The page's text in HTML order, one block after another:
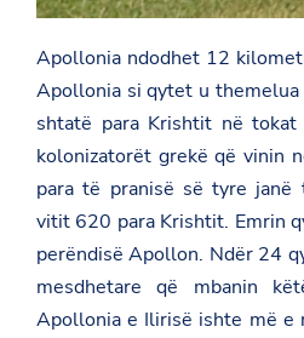
Apollonia ndodhet 12
Apollonia si qytet u
shtatë para Krishtit në
kolonizatorët grekë që vinin
para të pranisë së tyre janë
vitit 620 para Krishtit. Emrin
perëndisë Apollon. Ndër 24
mesdhetare që mbanin
Apollonia e Ilirisë ishte më e